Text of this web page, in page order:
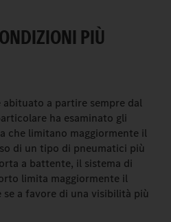
PIÙ
abituato a partire sempre dal
ha esaminato gli
che limitano maggiormente il
di un tipo di pneumatici più
a battente, il sistema di
limita maggiormente il
a favore di una visibilità più